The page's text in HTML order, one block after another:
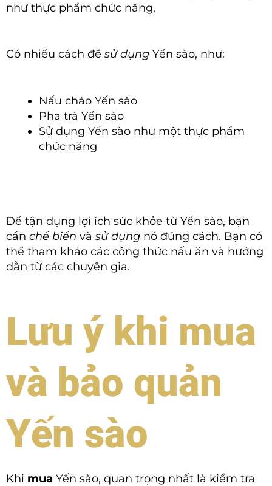
như thực phẩm chức năng.
Có nhiều cách để sử dụng Yến sào, như:
Nấu cháo Yến sào
Pha trà Yến sào
Sử dụng Yến sào như một thực phẩm
chức năng
Để tận dụng lợi ích sức khỏe từ Yến sào, bạn
cần chế biến và sử dụng nó đúng cách. Bạn có
thể tham khảo các công thức nấu ăn và hướng
dẫn từ các chuyên gia.
Lưu ý khi mua
và bảo quản
Yến sào
Khi mua Yến sào, quan trọng nhất là kiểm tra